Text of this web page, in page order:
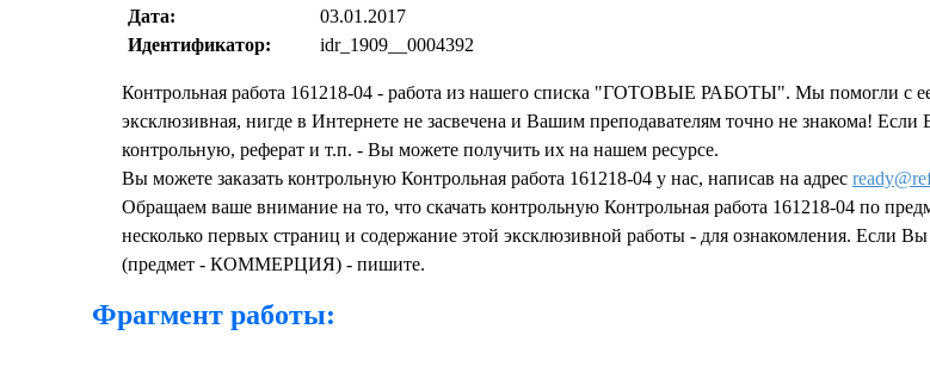
Дата:
03.01.2017
Идентификатор:
idr_1909__0004392
Контрольная работа 161218-04 - работа из нашего списка "ГОТОВЫЕ РАБОТЫ". Мы помогли с
эксклюзивная, нигде в Интернете не засвечена и Вашим преподавателям точно не знакома!
контрольную, реферат и т.п. - Вы можете получить их на нашем ресурсе.
Вы можете заказать контрольную Контрольная работа 161218-04 у нас, написав на адрес
Обращаем ваше внимание на то, что скачать контрольную Контрольная работа 161218-04 по
несколько первых страниц и содержание этой эксклюзивной работы - для ознакомления. Если
(предмет - КОММЕРЦИЯ) - пишите.
Фрагмент работы: